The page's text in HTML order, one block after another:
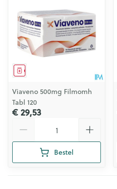
Geneesmiddel
Viaveno 500mg Filmomh
Tabl 120
€ 29,53
Bestel